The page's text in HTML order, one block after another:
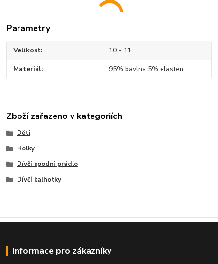
Parametry
Velikost 10 - 11
Materiál 95% bavlna 5% elasten
Zboží zařazeno v kategoriích
Děti
Holky
Dívčí spodní prádlo
Dívčí kalhotky
Informace pro zákazníky